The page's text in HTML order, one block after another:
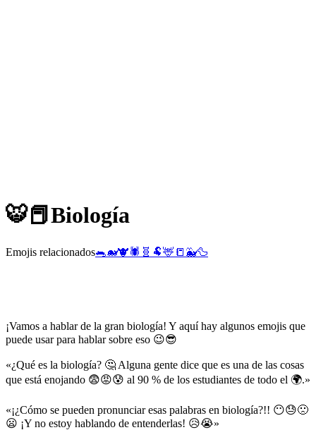
🐯📕Biología
Emojis relacionados🐀🐋🐮🕷️ 🧬 🐏🦌 📒 🐳🦆
¡Vamos a hablar de la gran biología! Y aquí hay algunos emojis que
puede usar para hablar sobre eso 😉😎
«¿Qué es la biología? 🤔 Alguna gente dice que es una de las cosas
que está enojando 😨😡😰 al 90 % de los estudiantes de todo el 🌍.»
«¡¿Cómo se pueden pronunciar esas palabras en biología?!! 😶😓🙁
😦 ¡Y no estoy hablando de entenderlas! 😥😭»